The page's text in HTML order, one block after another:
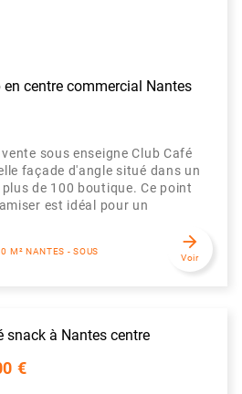
centre commercial Nantes
sous enseigne Club Café
façade d'angle situé dans un
de 100 boutique. Ce point
est idéal pour un
M² NANTES - SOUS
arrow_forward
Voir
snack à Nantes centre
€